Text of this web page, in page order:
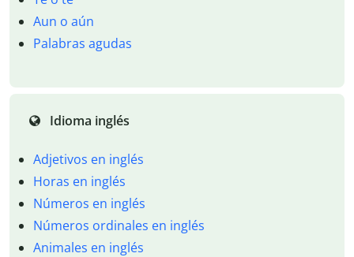
Aun o aún
Palabras agudas
Idioma inglés
Adjetivos en inglés
Horas en inglés
Números en inglés
Números ordinales en inglés
Animales en inglés